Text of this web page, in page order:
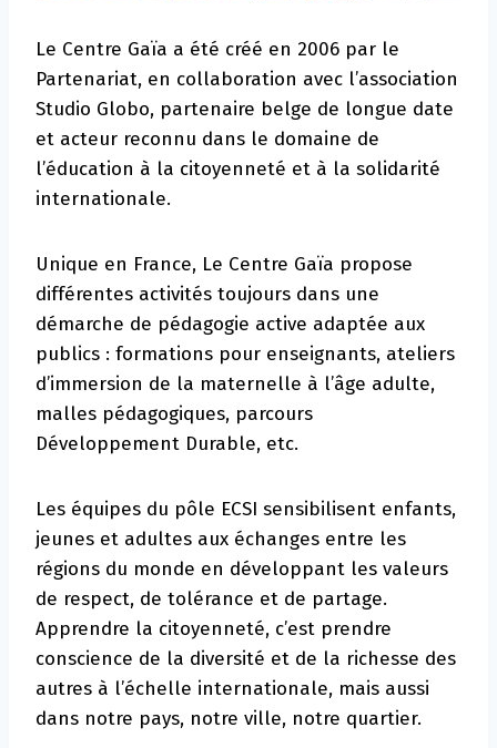
Le Centre Gaïa a été créé en 2006 par le
Partenariat, en collaboration avec l’association
Studio Globo, partenaire belge de longue date
et acteur reconnu dans le domaine de
l’éducation à la citoyenneté et à la solidarité
internationale.
Unique en France, Le Centre Gaïa propose
différentes activités toujours dans une
démarche de pédagogie active adaptée aux
publics : formations pour enseignants, ateliers
d’immersion de la maternelle à l’âge adulte,
malles pédagogiques, parcours
Développement Durable, etc.
Les équipes du pôle ECSI sensibilisent enfants,
jeunes et adultes aux échanges entre les
régions du monde en développant les valeurs
de respect, de tolérance et de partage.
Apprendre la citoyenneté, c’est prendre
conscience de la diversité et de la richesse des
autres à l’échelle internationale, mais aussi
dans notre pays, notre ville, notre quartier.